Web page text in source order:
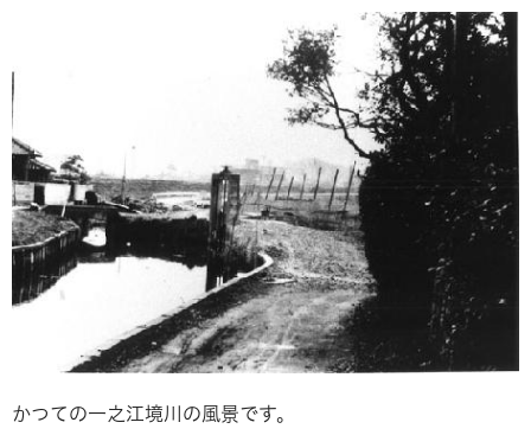
かつての一之江境川の風景です。